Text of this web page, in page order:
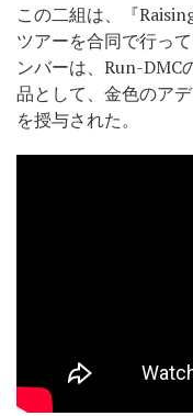
この二組は、『
ツアーを合同で行っ
ンバーは、Run-DMC
品として、金色のア
を授与された。